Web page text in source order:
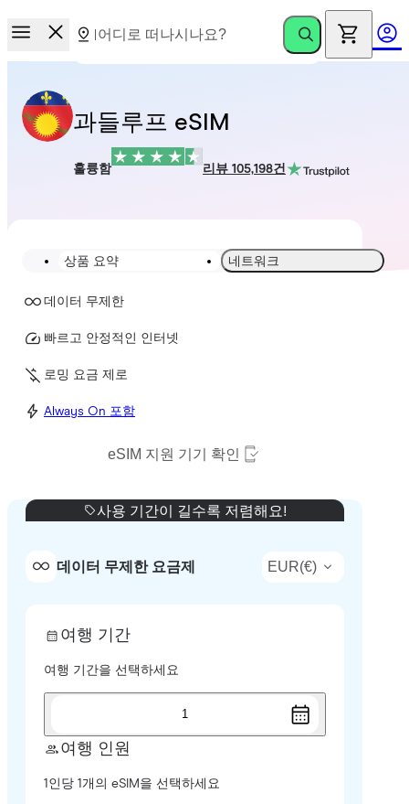
과들루프 eSIM
훌륭함 리뷰 105,198건
상품 요약 네트워크
데이터 무제한
빠르고 안정적인 인터넷
로밍 요금 제로
Always On 포함
eSIM 지원 기기 확인
사용 기간이 길수록 저렴해요!
데이터 무제한 요금제 EUR(€)
여행 기간
여행 기간을 선택하세요
1
여행 인원
1인당 1개의 eSIM을 선택하세요